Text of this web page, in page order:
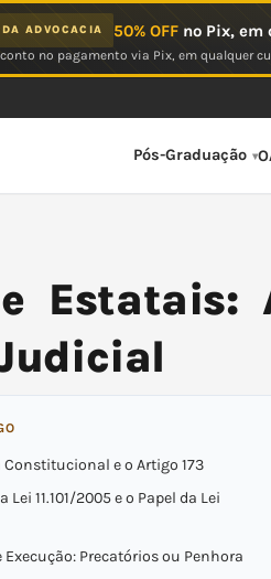
ADVOCACIA 50% OFFno Pix, em
no pagamento via Pix, em qualquer
Pós-Graduação
Estatais:
e o Artigo 173
Lei 11.101/2005 e o Papel da Lei
Execução: Precatórios ou Penhora